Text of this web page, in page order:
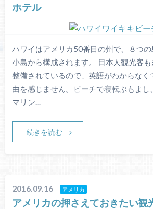
ホテル
ハワイはアメリカ50番目の州で、８つ
小島から構成されます。 日本人観光客
整備されているので、英語がわからなく
由を感じません。ビーチで寝転ぶもよし
マリン…
続きを読む
2016.09.16 アメリカ
アメリカの押さえておきたい観